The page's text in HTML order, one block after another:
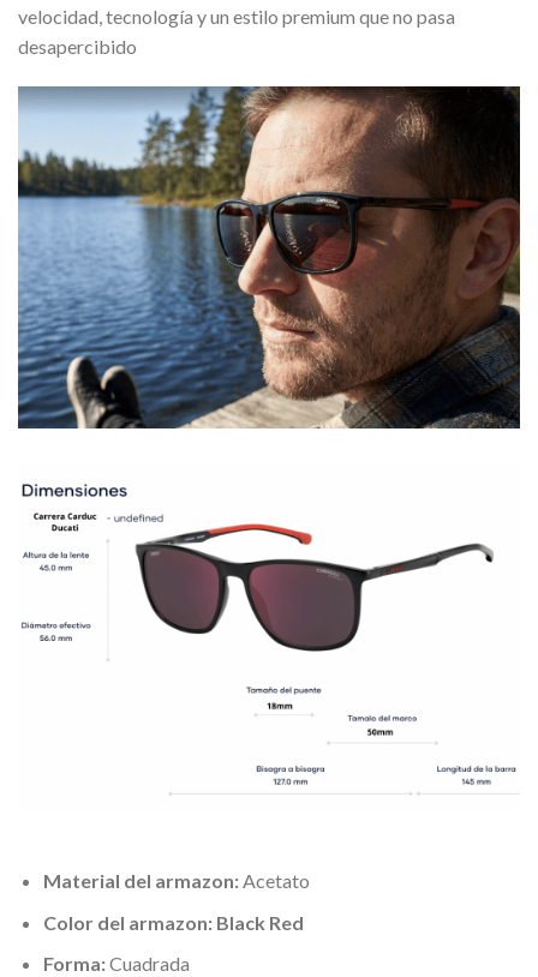
velocidad, tecnología y un estilo premium que no pasa
desapercibido
Material del armazon:Acetato
Color del armazon: Black Red
Forma:Cuadrada